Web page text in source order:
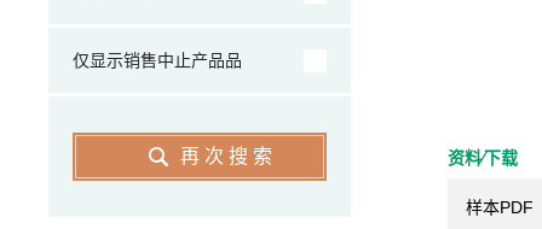
资料⁄下载
样本PDF
仅显示销售中止产品品
再次搜索